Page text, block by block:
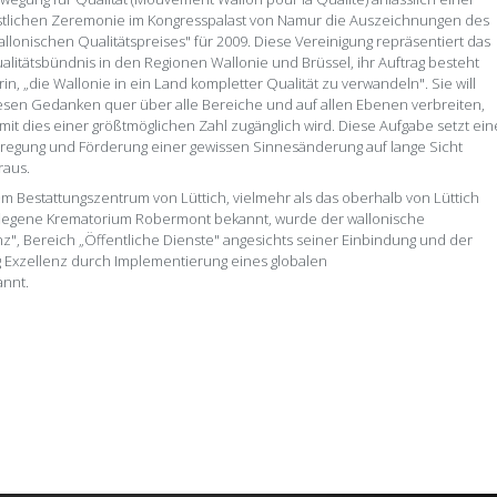
Zeremonie im Kongresspalast von Namur die Auszeichnungen des
Qualitätspreises" für 2009. Diese Vereinigung repräsentiert das
in den Regionen Wallonie und Brüssel, ihr Auftrag besteht
„die Wallonie in ein Land kompletter Qualität zu verwandeln". Sie will
Gedanken quer über alle Bereiche und auf allen Ebenen verbreiten,
dies einer größtmöglichen Zahl zugänglich wird. Diese Aufgabe setzt
und Förderung einer gewissen Sinnesänderung auf lange Sicht
Bestattungszentrum von Lüttich, vielmehr als das oberhalb von Lüttich
Krematorium Robermont bekannt, wurde der wallonische
Bereich „Öffentliche Dienste" angesichts seiner Einbindung und der
durch Implementierung eines globalen
des Bestattungszentrum durch die Stadt Lüttich, welches bereits
und verwaltet worden war. Während all dieser Jahre arbeiteten
aufzuhalten.
Zeitraum von drei Jahren (von 2008 bis 2010) erstellt wurde,
im Mai 2008 seinen Anfang und beinhaltete 4 Schlüsselphasen: